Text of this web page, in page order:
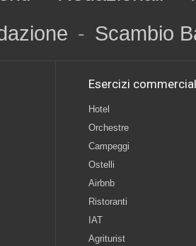
- Scambio
Esercizi
Hotel
Orchestre
Campeggi
Ostelli
Airbnb
Ristoranti
IAT
Agriturist